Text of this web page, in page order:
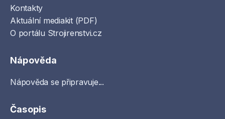
Kontakty
Aktuální mediakit (PDF)
O portálu Strojirenstvi.cz
Nápověda
Nápověda se připravuje...
Časopis